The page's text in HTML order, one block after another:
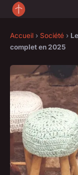
Accueil › Société ›
complet en 2025